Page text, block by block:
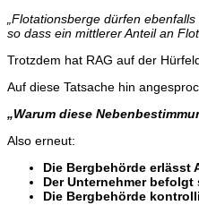
„Flotationsberge dürfen
so dass ein mittlerer Anteil an
Trotzdem hat RAG auf der
Auf diese Tatsache hin
„Warum diese
Also erneut:
Die Bergbehörde erlässt
Der Unternehmer
Die Bergbehörde